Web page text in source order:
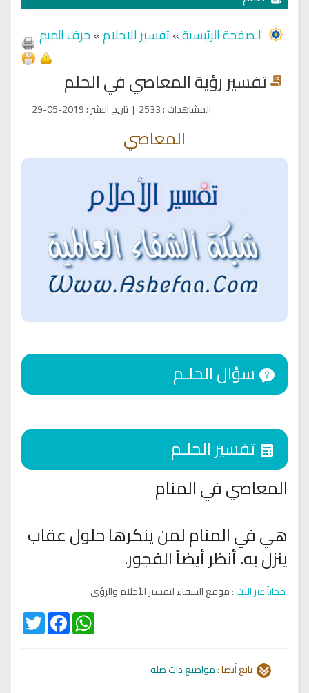
الصفحة الرئيسية»تفسير الاحلام»حرف الميم
تفسير رؤية المعاصي في الحلم
المشاهدات:
2533
| تاريخ النشر:
2019-05-29
المعاصي
المعاصي في المنام
هي في المنام لمن ينكرها حلول عقاب
ينزل به. أنظر أيضاً الفجور.
مجاناً عبر النت: موقع الشفاء لتفسير الأحلام والرؤى
Twitter
FacebookWhatsApp
تابع أيضا :مواضيع ذات صلة